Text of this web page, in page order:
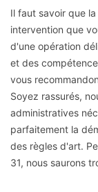
Il faut savoir que
intervention que
d'une opération
et des
vous
Soyez rassurés,
administratives
parfaitement la
des règles d'art.
31, nous saurons